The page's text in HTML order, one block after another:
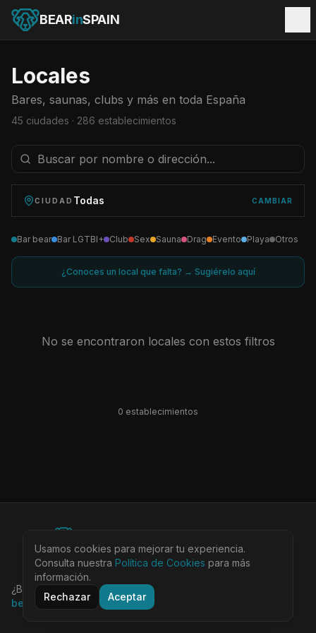
BEARinSPAIN
Locales
Bares, saunas, clubs y más en toda España
45 ciudades · 286 establecimientos
CIUDAD Todas CAMBIAR
Bar bear Bar LGTBI+ Club Sex Sauna Drag Evento Playa Otros
¿Conoces un local que falta? → Sugiérelo aquí
No se encontraron locales con estos filtros
0 establecimientos
©
Ciudades LocalesAgenda TiendaMás
Aviso LegalPrivacidad CookiesTérminos
¿Buscas la guía completa de Barcelona?
bearinbcn.com
Usamos cookies para mejorar tu experiencia.
Consulta nuestra Política de Cookies para más
información.
Rechazar
Aceptar